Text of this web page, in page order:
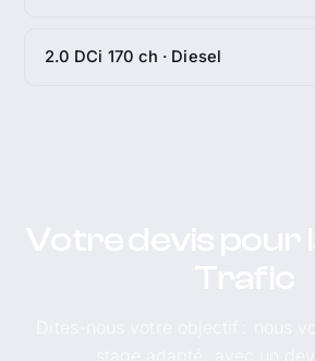
2.0 DCi 170 ch · Diesel